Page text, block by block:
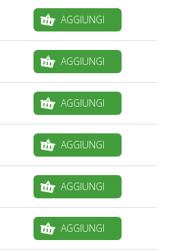
AGGIUNGI
AGGIUNGI
AGGIUNGI
AGGIUNGI
AGGIUNGI
AGGIUNGI